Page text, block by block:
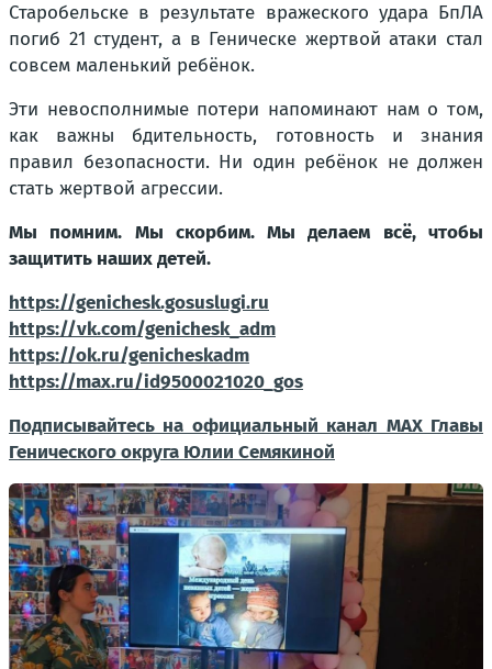
Старобельске в результате вражеского удара БпЛА
погиб 21 студент, а в Геническе жертвой атаки стал
совсем маленький ребёнок.
Эти невосполнимые потери напоминают нам о том,
как важны бдительность, готовность и знания
правил безопасности. Ни один ребёнок не должен
стать жертвой агрессии.
Мы помним. Мы скорбим. Мы делаем всё, чтобы
защитить наших детей.
https://genichesk.gosuslugi.ru
https://vk.com/genichesk_adm
https://ok.ru/genicheskadm
https://max.ru/id9500021020_gos
Подписывайтесь на официальный канал МАХ Главы
Генического округа Юлии Семякиной